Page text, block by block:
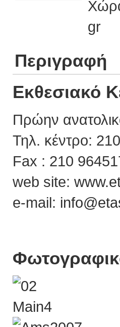
Περιγραφή
Εκθεσιακό
Πρώην
Τηλ. κέντρο:
Fax : 210
web site:
e-mail: